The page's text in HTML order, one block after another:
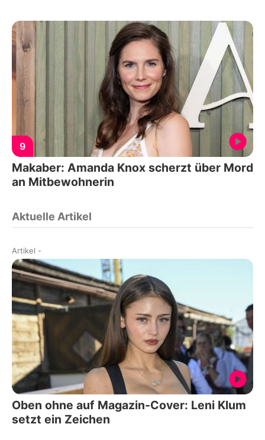
9
Makaber: Amanda Knox scherzt über Mord
an Mitbewohnerin
Aktuelle Artikel
Artikel -
Oben ohne auf Magazin-Cover: Leni Klum
setzt ein Zeichen